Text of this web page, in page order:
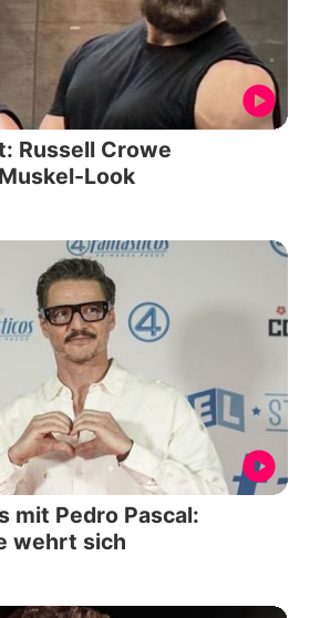
Russell Crowe
Look
mit Pedro Pascal:
wehrt sich